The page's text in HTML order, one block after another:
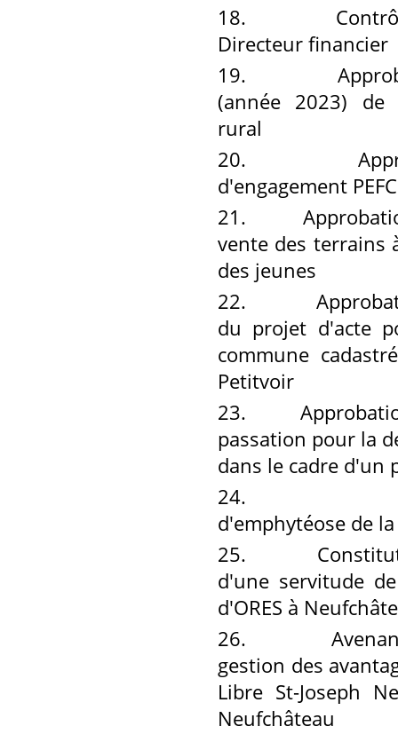
18. Contrôle
Directeur financier
19.
(année 2023) de
rural
20.
d'engagement PEFC
21. Approbation
vente des terrains
des jeunes
22.
du projet d'acte
commune
Petitvoir
23. Approbation
passation pour la
dans le cadre d'un
24.
d'emphytéose de
25.
d'une servitude
d'ORES à
26. Avenant
gestion des
Libre St-Joseph
Neufchâteau